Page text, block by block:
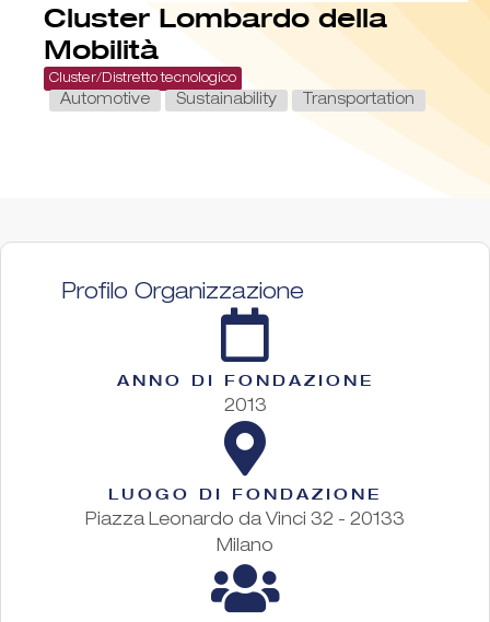
Cluster Lombardo della
Mobilità
Cluster/Distretto tecnologico
Automotive Sustainability Transportation
Profilo Organizzazione
ANNO DI FONDAZIONE
2013
LUOGO DI FONDAZIONE
Piazza Leonardo da Vinci 32 - 20133
Milano